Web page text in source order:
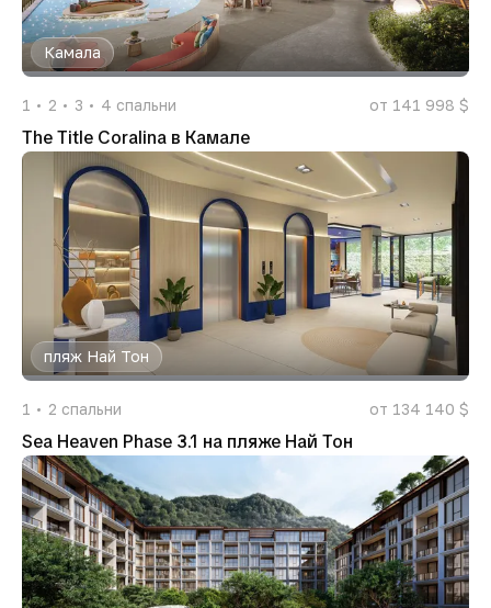
Камала
1 2 3 4 спальни от 141 998 $
The Title Coralina в Камале
пляж Най Тон
1 2 спальни от 134 140 $
Sea Heaven Phase 3.1 на пляже Най Тон